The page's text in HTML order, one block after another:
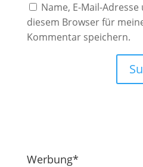
Name, E-Mail-
diesem Browser für
Kommentar speichern.
Werbung*